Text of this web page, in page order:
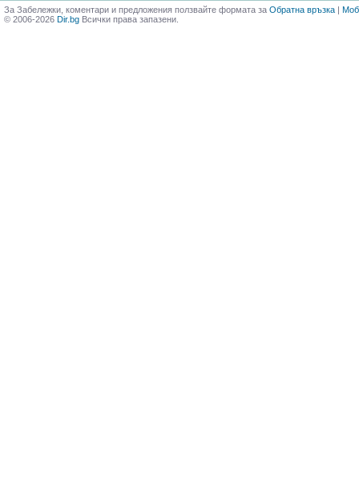
За Забележки, коментари и предложения ползвайте формата за Обратна връзка |
© 2006-2026 Dir.bg Всички права запазени.